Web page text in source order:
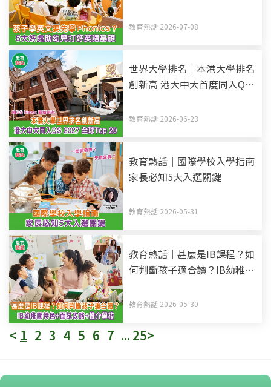
教育熱話 2026-07-08
世界大學排名｜本港大學排名
創新高 港大中大首度同入QS
最新排名
教育熱話 2026-06-23
教育熱話｜國際學校入學指南
家長必知5大入選關鍵
教育熱話 2026-05-31
教育熱話｜甚麼是IB課程？如
何判斷孩子適合讀？IB幼稚園
教育熱話 2026-05-30
< 1 2 3 4 5 6 7 ... 25>